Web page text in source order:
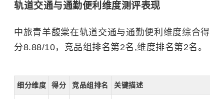
轨道交通与通勤便利维度测评表现
中旅青羊馥棠在轨道交通与通勤便利维度综合得
分8.88/10，竞品组排名第2名,维度排名第2名。
细分维度 得分 竞品组排名 关键描述